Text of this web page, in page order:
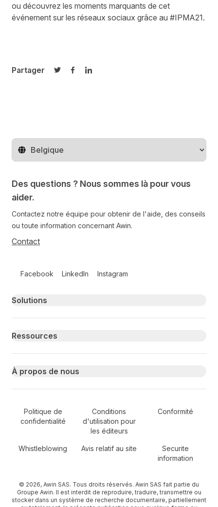
ou découvrez les moments marquants de cet
événement sur les réseaux sociaux grâce au #IPMA21.
Partager
Partager sur Twitter
Partager sur Facebook
Partager sur LinkedIn
Changer de pays
Des questions ? Nous sommes là pour vous
aider.
Contactez notre équipe pour obtenir de l'aide, des conseils
ou toute information concernant Awin.
Contact
Facebook LinkedIn Instagram
Primary footer navigation
Solutions
Ressources
À propos de nous
Secondary Footer Navigation
Politique de
confidentialité
Conditions
d'utilisation pour
les éditeurs
Conformité
Whistleblowing Avis relatif au site
Securite
information
© 2026, Awin SAS. Tous droits réservés. Awin SAS fait partie du
Groupe Awin. Il est interdit de reproduire, traduire, transmettre ou
stocker dans un système de recherche documentaire, partiellement